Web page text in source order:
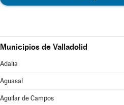
Municipios de Valladolid
Adalia
Aguasal
Aguilar de Campos